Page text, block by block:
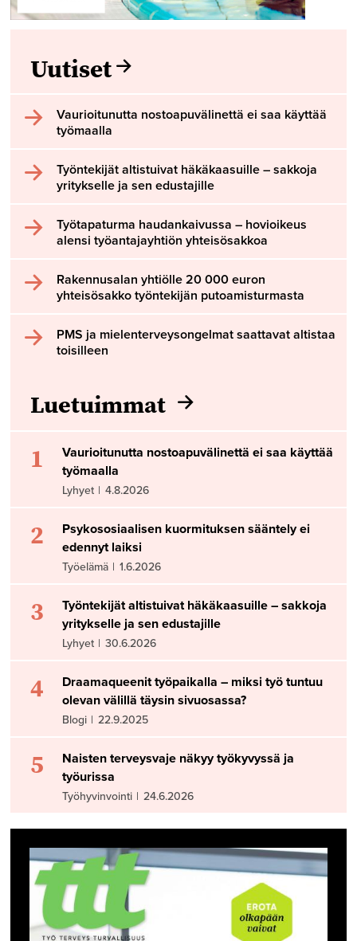
Uutiset
Vaurioitunutta nostoapuvälinettä ei saa käyttää
työmaalla
Työntekijät altistuivat häkäkaasuille – sakkoja
yritykselle ja sen edustajille
Työtapaturma haudankaivussa – hovioikeus
alensi työantajayhtiön yhteisösakkoa
Rakennusalan yhtiölle 20 000 euron
yhteisösakko työntekijän putoamisturmasta
PMS ja mielenterveysongelmat saattavat altistaa
toisilleen
Luetuimmat
1
Vaurioitunutta nostoapuvälinettä ei saa käyttää
työmaalla
Lyhyet | 4.8.2026
2
Psykososiaalisen kuormituksen sääntely ei
edennyt laiksi
Työelämä | 1.6.2026
3
Työntekijät altistuivat häkäkaasuille – sakkoja
yritykselle ja sen edustajille
Lyhyet | 30.6.2026
4
Draamaqueenit työpaikalla – miksi työ tuntuu
olevan välillä täysin sivuosassa?
Blogi | 22.9.2025
5
Naisten terveysvaje näkyy työkyvyssä ja
työurissa
Työhyvinvointi | 24.6.2026